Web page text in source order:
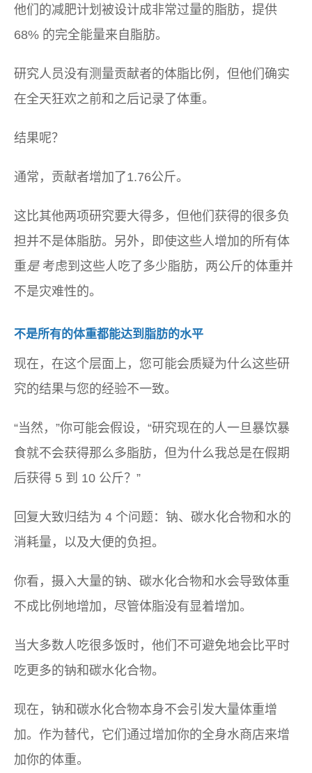
他们的减肥计划被设计成非常过量的脂肪，提供
68% 的完全能量来自脂肪。
研究人员没有测量贡献者的体脂比例，但他们确实
在全天狂欢之前和之后记录了体重。
结果呢？
通常，贡献者增加了1.76公斤。
这比其他两项研究要大得多，但他们获得的很多负
担并不是体脂肪。另外，即使这些人增加的所有体
重是考虑到这些人吃了多少脂肪，两公斤的体重并
不是灾难性的。
不是所有的体重都能达到脂肪的水平
现在，在这个层面上，您可能会质疑为什么这些研
究的结果与您的经验不一致。
“当然，”你可能会假设，“研究现在的人一旦暴饮暴
食就不会获得那么多脂肪，但为什么我总是在假期
后获得 5 到 10 公斤？”
回复大致归结为 4 个问题：钠、碳水化合物和水的
消耗量，以及大便的负担。
你看，摄入大量的钠、碳水化合物和水会导致体重
不成比例地增加，尽管体脂没有显着增加。
当大多数人吃很多饭时，他们不可避免地会比平时
吃更多的钠和碳水化合物。
现在，钠和碳水化合物本身不会引发大量体重增
加。作为替代，它们通过增加你的全身水商店来增
加你的体重。